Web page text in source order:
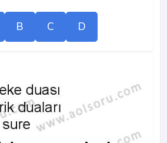
B C D